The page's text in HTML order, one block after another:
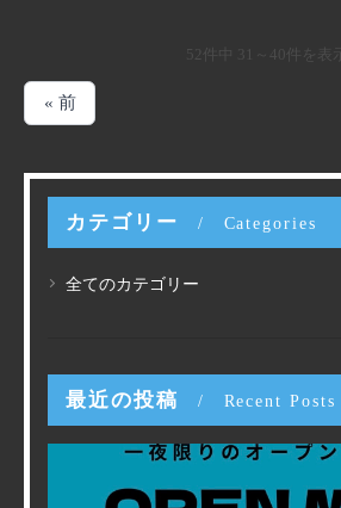
52件中 31～40件を表示
« 前
カテゴリー Categories
全てのカテゴリー
最近の投稿 Recent Posts